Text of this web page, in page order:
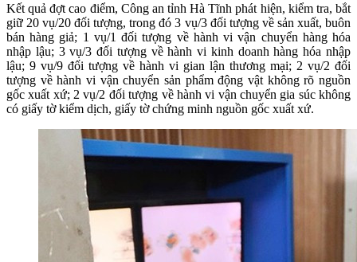
Kết quả đợt cao điểm, Công an tỉnh Hà Tĩnh phát hiện, kiểm tra, bắt
giữ 20 vụ/20 đối tượng, trong đó 3 vụ/3 đối tượng về sản xuất, buôn
bán hàng giả; 1 vụ/1 đối tượng về hành vi vận chuyển hàng hóa
nhập lậu; 3 vụ/3 đối tượng về hành vi kinh doanh hàng hóa nhập
lậu; 9 vụ/9 đối tượng về hành vi gian lận thương mại; 2 vụ/2 đối
tượng về hành vi vận chuyển sản phẩm động vật không rõ nguồn
gốc xuất xứ; 2 vụ/2 đối tượng về hành vi vận chuyển gia súc không
có giấy tờ kiểm dịch, giấy tờ chứng minh nguồn gốc xuất xứ.